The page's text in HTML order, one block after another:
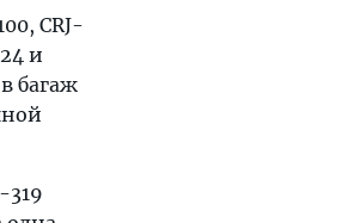
CRJ-
и
багаж
319